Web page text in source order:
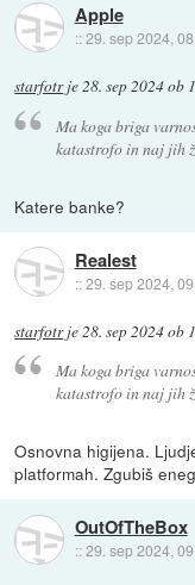
Apple
::29. sep 2024,
starfotrje28. sep 2024 ob
Ma koga briga
katastrofo in naj jih
Katere banke?
Realest
::29. sep 2024,
starfotrje28. sep 2024 ob
Ma koga briga
katastrofo in naj jih
Osnovna higijena.
platformah. Zgubiš
OutOfTheBox
::29. sep 2024,